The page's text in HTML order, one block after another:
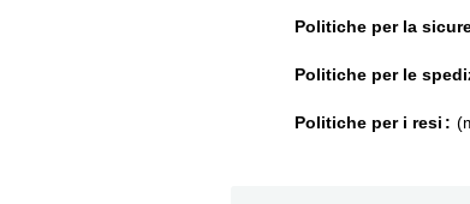
Politiche per la
Politiche per le
Politiche per i resi